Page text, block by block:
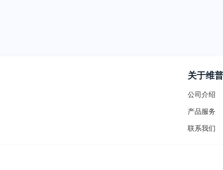
关于维普
公司介绍
产品服务
联系我们